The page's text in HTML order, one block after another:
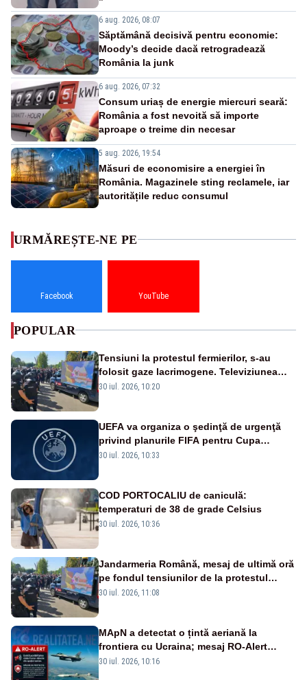
6 aug. 2026, 08:07
Săptămână decisivă pentru economie:
Moody’s decide dacă retrogradează
România la junk
6 aug. 2026, 07:32
Consum uriaș de energie miercuri seară:
România a fost nevoită să importe
aproape o treime din necesar
5 aug. 2026, 19:54
Măsuri de economisire a energiei în
România. Magazinele sting reclamele, iar
autoritățile reduc consumul
URMĂREȘTE-NE PE
Facebook YouTube
POPULAR
Tensiuni la protestul fermierilor, s-au
folosit gaze lacrimogene. Televiziunea
Poporului face apel la calm – LIVE TEXT
30 iul. 2026, 10:20
UEFA va organiza o şedinţă de urgenţă
privind planurile FIFA pentru Cupa
Mondială
30 iul. 2026, 10:33
COD PORTOCALIU de caniculă:
temperaturi de 38 de grade Celsius
30 iul. 2026, 10:36
Jandarmeria Română, mesaj de ultimă oră
pe fondul tensiunilor de la protestul
masiv al fermierilor - VIDEO
30 iul. 2026, 11:08
MApN a detectat o țintă aeriană la
frontiera cu Ucraina; mesaj RO-Alert
transmis în județul Tulcea
30 iul. 2026, 10:16